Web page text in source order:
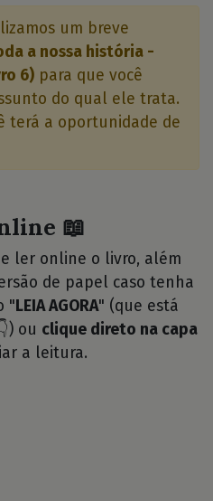
um breve
a nossa história -
6) para que você
do qual ele trata.
terá a oportunidade de
📖
ler online o livro, além
de papel caso tenha
" LEIA AGORA" (que está
ou clique direto na capa
a leitura.